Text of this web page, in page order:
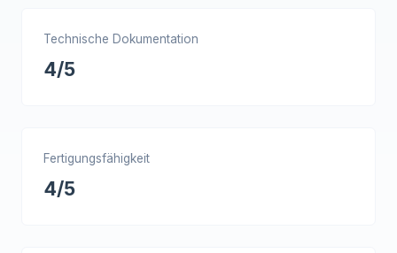
Technische Dokumentation
4/5
Fertigungsfähigkeit
4/5